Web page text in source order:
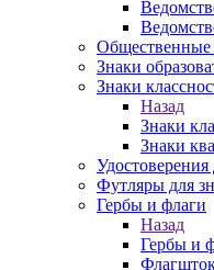
Общественные
Знаки
Знаки
Назад
Знаки
Знаки
Удостоверения
Футляры для
Гербы и флаги
Назад
Гербы и